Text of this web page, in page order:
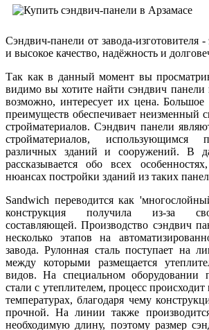
Сэндвич-панели от завода-изготовителя -
и высокое качество, надёжность и
Так как в данный момент вы
видимо вы хотите найти сэндвич панели
возможно, интересует их цена. Большое
преимуществ обеспечивает неизменный
стройматериалов. Сэндвич панели
стройматериалов, использующимся
различных зданий и сооружений. В
рассказывается обо всех
нюансах постройки зданий из таких
Sandwich переводится как
конструкция получила из-за
составляющей. Производство сэндвич
несколько этапов на
завода. Рулонная сталь поступает на
между которыми размещается
видов. На специальном оборудовании
стали с утеплителем, процесс
температурах, благодаря чему
прочной. На линии также
необходимую длину, поэтому размер